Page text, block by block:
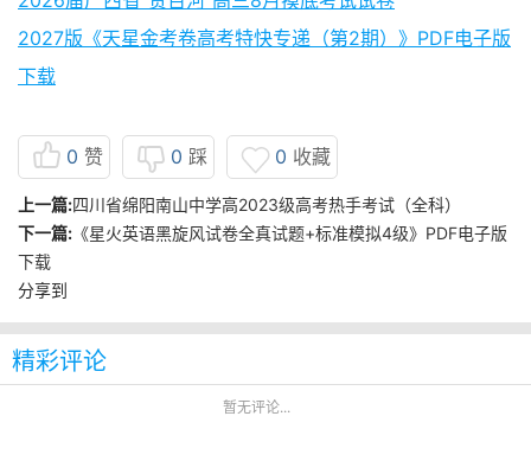
2027版《天星金考卷高考特快专递（第2期）》PDF电子版
下载
0 赞 0 踩 0 收藏
上一篇:四川省绵阳南山中学高2023级高考热手考试（全科）
下一篇: 《星火英语黑旋风试卷全真试题+标准模拟4级》PDF电子版
下载
分享到
精彩评论
暂无评论...